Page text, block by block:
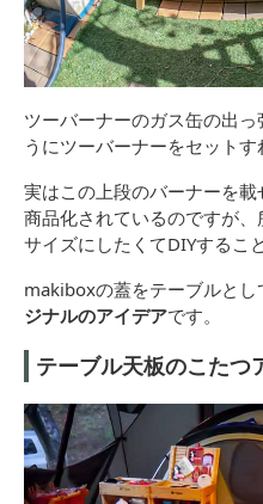
ツーバーナーのガス缶の出
うにツーバーナーをセットす
実はこの上段のバーナーを
商品化されているのですが
サイズにしたくてDIYするこ
makiboxの蓋をテーブルとし
ジナルのアイデアです。
テーブル天板のこたつ